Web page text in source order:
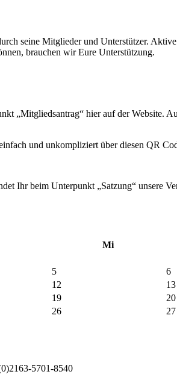
seine Mitglieder und Unterstützer.
brauchen wir Eure Unterstützung.
„Mitgliedsantrag“ hier auf der Website.
und unkompliziert über diesen QR
Ihr beim Unterpunkt „Satzung“ unsere
Mi
5 6
12 13
19 20
26 27
5701-8540